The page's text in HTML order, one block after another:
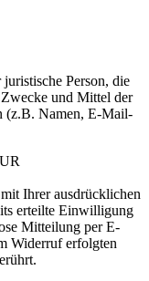
Person, die
und Mittel der
(z.B. Namen, E-Mail-
Ihrer ausdrücklichen
erteilte Einwilligung
Mitteilung per E-
Widerruf erfolgten